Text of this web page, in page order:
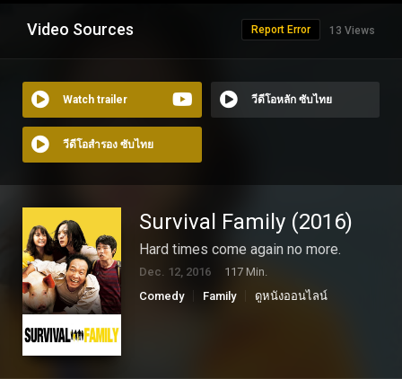
Video Sources 13 Views
Report Error
Watch trailer วีดีโอหลัก ซับไทย
วีดีโอสำรอง ซับไทย
Survival Family (2016)
Hard times come again no more.
Dec. 12, 2016
117 Min.
Comedy
Family ดูหนังออนไลน์